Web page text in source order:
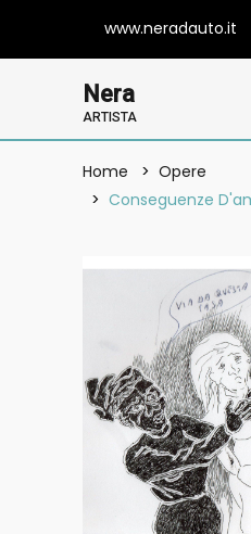
www.neradauto.it
Nera
ARTISTA
Home
Opere
Conseguenze